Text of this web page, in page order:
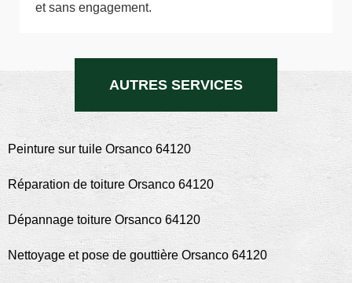
et sans engagement.
AUTRES SERVICES
Peinture sur tuile Orsanco 64120
Réparation de toiture Orsanco 64120
Dépannage toiture Orsanco 64120
Nettoyage et pose de gouttière Orsanco 64120